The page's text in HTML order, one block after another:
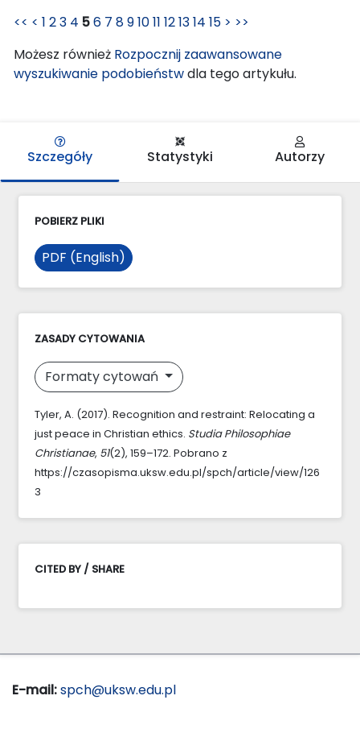
<< < 1 23 4 56 7 891011 121314 15 > >>
Możesz również Rozpocznij zaawansowane
wyszukiwanie podobieństwdla tego artykułu.
Szczegóły Statystyki Autorzy
POBIERZ PLIKI
PDF (English)
ZASADY CYTOWANIA
Formaty cytowań
Tyler, A. (2017). Recognition and restraint: Relocating a
just peace in Christian ethics. Studia Philosophiae
Christianae, 51(2), 159–172. Pobrano z
https://czasopisma.uksw.edu.pl/spch/article/view/126
3
CITED BY / SHARE
E-mail:spch@uksw.edu.pl